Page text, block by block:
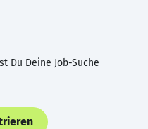
Du Deine Job-Suche